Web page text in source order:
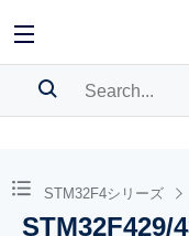
BOOKMARK
Pleaselog into show
STM32F4シリーズ
STM32F429/